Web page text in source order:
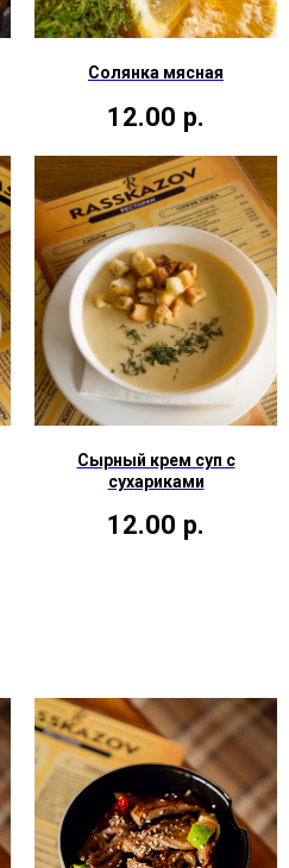
Солянка мясная
12.00 р.
Сырный крем суп с
сухариками
12.00 р.